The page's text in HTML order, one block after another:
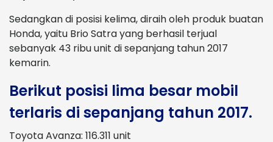
Sedangkan di posisi kelima, diraih oleh produk buatan
Honda, yaitu Brio Satra yang berhasil terjual
sebanyak 43 ribu unit di sepanjang tahun 2017
kemarin.
Berikut posisi lima besar mobil
terlaris di sepanjang tahun 2017.
Toyota Avanza: 116.311 unit